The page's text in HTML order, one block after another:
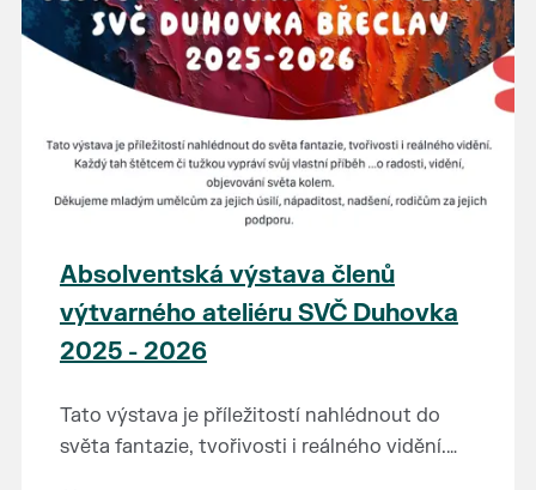
Absolventská výstava členů
výtvarného ateliéru SVČ Duhovka
2025 - 2026
Tato výstava je příležitostí nahlédnout do
světa fantazie, tvořivosti i reálného vidění.